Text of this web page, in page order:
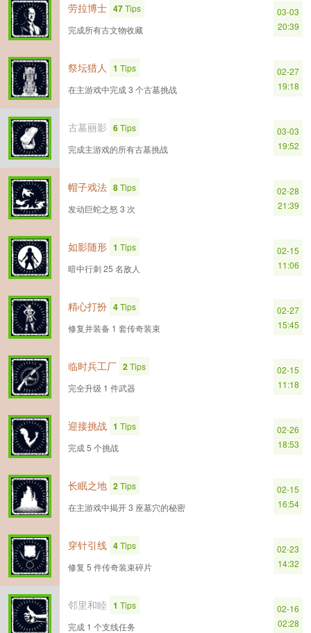
劳拉博士 47Tips
完成所有古文物收藏
03-03
20:39
祭坛猎人 1 Tips
在主游戏中完成 3 个古墓挑战
02-27
19:18
古墓丽影 6Tips
完成主游戏的所有古墓挑战
03-03
19:52
帽子戏法 8Tips
发动巨蛇之怒 3 次
02-28
21:39
如影随形 1 Tips
暗中行刺 25 名敌人
02-15
11:06
精心打扮 4Tips
修复并装备 1 套传奇装束
02-27
15:45
临时兵工厂 2Tips
完全升级 1 件武器
02-15
11:18
迎接挑战 1 Tips
完成 5 个挑战
02-26
18:53
长眠之地 2Tips
在主游戏中揭开 3 座墓穴的秘密
02-15
16:54
穿针引线 4Tips
修复 5 件传奇装束碎片
02-23
14:32
邻里和睦 1 Tips
完成 1 个支线任务
02-16
02:28